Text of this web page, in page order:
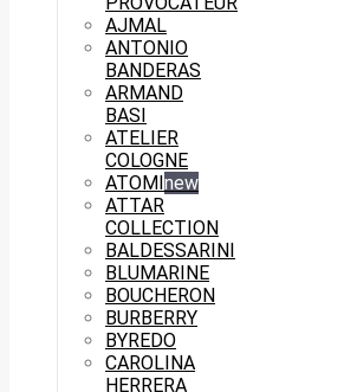
AJMAL
ANTONIO
BANDERAS
ARMAND
BASI
ATELIER
COLOGNE
ATOMI new
ATTAR
COLLECTION
BALDESSARINI
BLUMARINE
BOUCHERON
BURBERRY
BYREDO
CAROLINA
HERRERA